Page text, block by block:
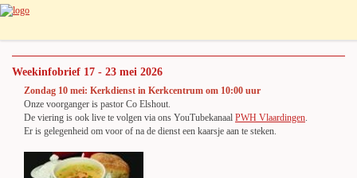
Weekinfobrief 17 - 23 mei 2026
Zondag 10 mei: Kerkdienst in Kerkcentrum om 10:00 uur
Onze voorganger is pastor Co Elshout.
De viering is ook live te volgen via ons YouTubekanaal PWH Vlaardingen.
Er is gelegenheid om voor of na de dienst een kaarsje aan te steken.